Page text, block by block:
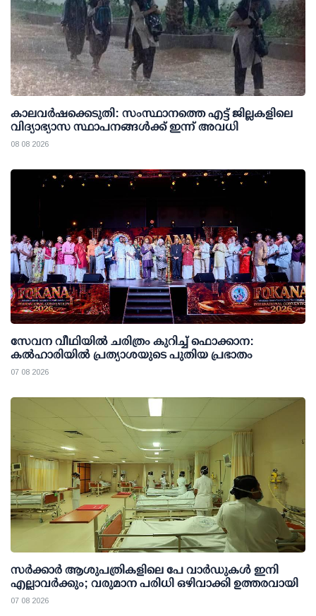
കാലവര്‍ഷക്കെടുതി: സംസ്ഥാനത്തെ എട്ട് ജില്ലകളിലെ
വിദ്യാഭ്യാസ സ്ഥാപനങ്ങള്‍ക്ക് ഇന്ന് അവധി
08 08 2026
സേവന വീഥിയില്‍ ചരിത്രം കുറിച്ച് ഫൊക്കാന:
കല്‍ഹാരിയില്‍ പ്രത്യാശയുടെ പുതിയ പ്രഭാതം
07 08 2026
സര്‍ക്കാര്‍ ആശുപത്രികളിലെ പേ വാര്‍ഡുകള്‍ ഇനി
എല്ലാവര്‍ക്കും; വരുമാന പരിധി ഒഴിവാക്കി ഉത്തരവായി
07 08 2026